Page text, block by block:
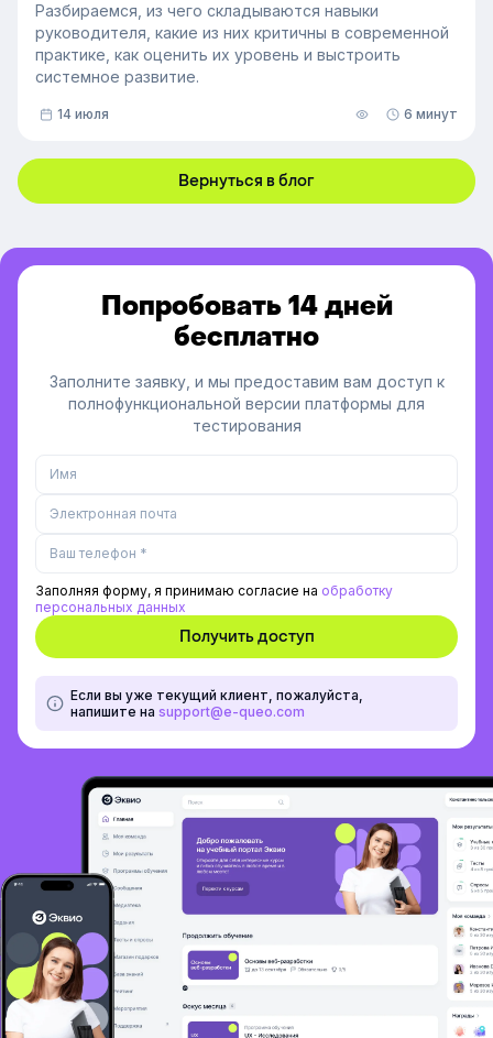
Разбираемся, из чего складываются навыки
руководителя, какие из них критичны в современной
практике, как оценить их уровень и выстроить
системное развитие.
14 июля 6 минут
Вернуться в блог
Попробовать 14 дней
бесплатно
Заполните заявку, и мы предоставим вам доступ к
полнофункциональной версии платформы для
тестирования
Заполняя форму, я принимаю согласие на обработку
персональных данных
Если вы уже текущий клиент, пожалуйста,
напишите на support@e-queo.com